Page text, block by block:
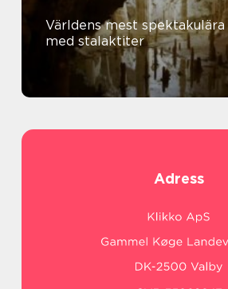
Världens mest
med stalaktiter
Adress